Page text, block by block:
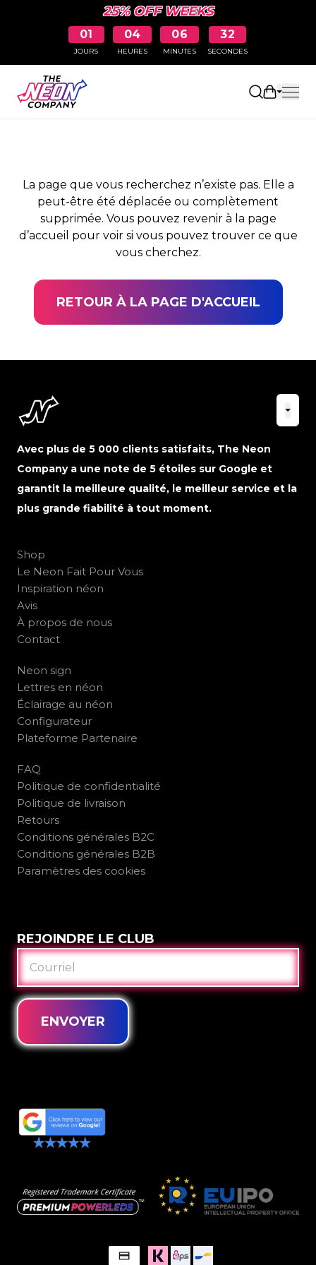
25% OFF WEEKS
01
JOURS
04
HEURES
06
MINUTES
32
SECONDES
Ouvrir le
PAGE NON TROUVÉE
La page que vous recherchez n’existe pas. Elle a
peut-être été déplacée ou complètement
supprimée. Vous pouvez revenir à la page
d’accueil pour voir si vous pouvez trouver ce que
vous cherchez.
RETOUR À LA PAGE D'ACCUEIL
Avec plus de 5 000 clients satisfaits, The Neon
Company a une note de 5 étoiles sur Google et
garantit la meilleure qualité, le meilleur service et la
plus grande fiabilité à tout moment.
Shop
Le Neon Fait Pour Vous
Inspiration néon
Avis
À propos de nous
Contact
Neon sign
Lettres en néon
Éclairage au néon
Configurateur
Plateforme Partenaire
FAQ
Politique de confidentialité
Politique de livraison
Retours
Conditions générales B2C
Conditions générales B2B
Paramètres des cookies
REJOINDRE LE CLUB
COURRIEL
ENVOYER